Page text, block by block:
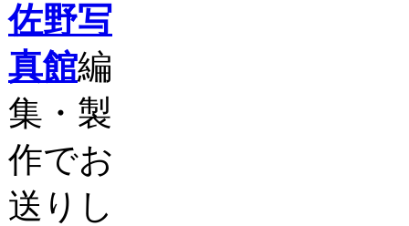
佐野写
真館編
集・製
作でお
送りし